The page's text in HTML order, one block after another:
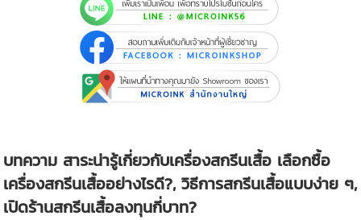
บทความ สาระน่ารู้เกี่ยวกับเครื่องสกรีนเสื้อ เลือกซื้อ
เครื่องสกรีนเสื้ออย่างไรดี?, วิธีการสกรีนเสื้อแบบง่าย ๆ,
เปิดร้านสกรีนเสื้อลงทุนกี่บาท?